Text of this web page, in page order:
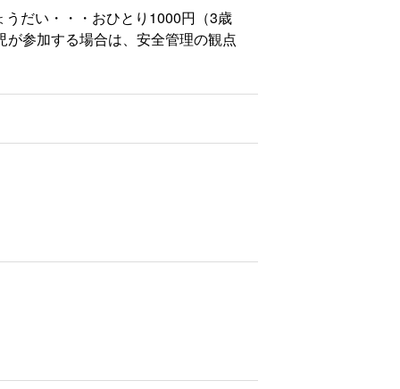
だい・・・おひとり1000円（3歳
参加する場合は、安全管理の観点